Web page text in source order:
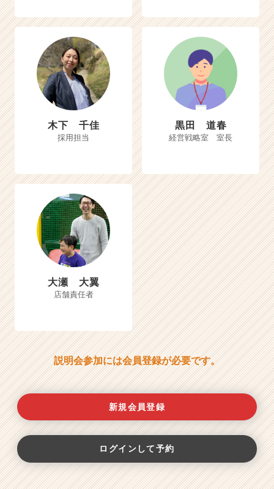
木下 千佳
採用担当
黒田 道春
経営戦略室 室長
大瀬 大翼
店舗責任者
説明会参加には会員登録が必要です。
新規会員登録
ログインして予約